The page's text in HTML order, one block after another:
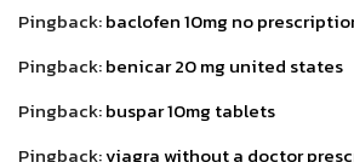
Pingback:baclofen 10mg no
Pingback:benicar 20 mg united states
Pingback:buspar 10mg tablets
Pingback:viagra without a doctor